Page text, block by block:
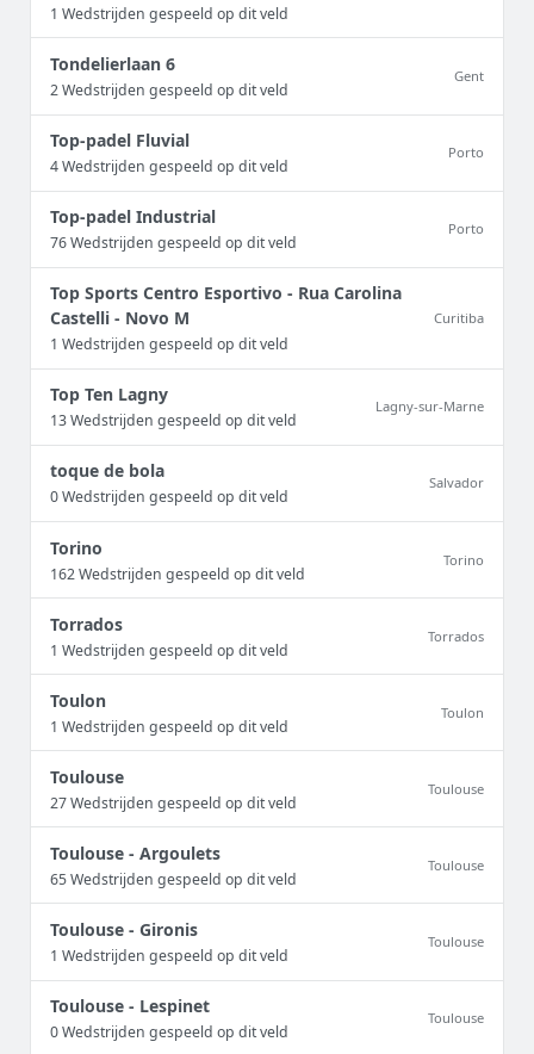
1 Wedstrijden gespeeld op dit veld
Tondelierlaan 6
2 Wedstrijden gespeeld op dit veld
Gent
Top-padel Fluvial
4 Wedstrijden gespeeld op dit veld
Porto
Top-padel Industrial
76 Wedstrijden gespeeld op dit veld
Porto
Top Sports Centro Esportivo - Rua Carolina
Castelli - Novo M
1 Wedstrijden gespeeld op dit veld
Curitiba
Top Ten Lagny
13 Wedstrijden gespeeld op dit veld
Lagny-sur-Marne
toque de bola
0 Wedstrijden gespeeld op dit veld
Salvador
Torino
162 Wedstrijden gespeeld op dit veld
Torino
Torrados
1 Wedstrijden gespeeld op dit veld
Torrados
Toulon
1 Wedstrijden gespeeld op dit veld
Toulon
Toulouse
27 Wedstrijden gespeeld op dit veld
Toulouse
Toulouse - Argoulets
65 Wedstrijden gespeeld op dit veld
Toulouse
Toulouse - Gironis
1 Wedstrijden gespeeld op dit veld
Toulouse
Toulouse - Lespinet
0 Wedstrijden gespeeld op dit veld
Toulouse